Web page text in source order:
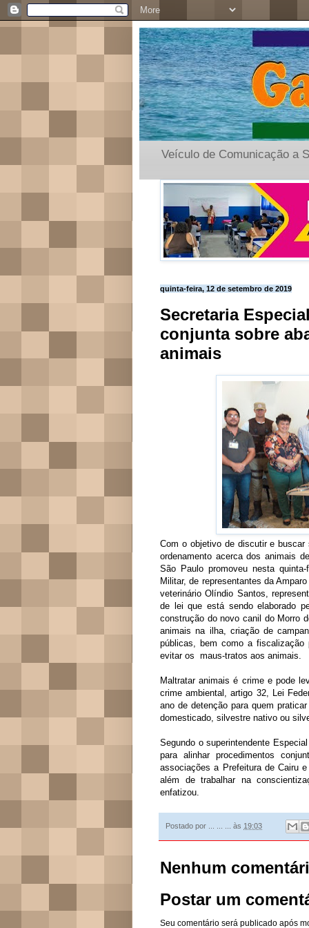
Veículo de Comunicação a
quinta-feira, 12 de setembro de 2019
Secretaria
conjunta sobre
animais
Com o objetivo de discutir e
ordenamento acerca dos animais
São Paulo promoveu nesta
Militar, de representantes da
veterinário Olíndio Santos,
de lei que está sendo elaborado
construção do novo canil do Morro
animais na ilha, criação de
públicas, bem como a fiscalização
evitar os maus-tratos aos animais.
Maltratar animais é crime e pode
crime ambiental, artigo 32, Lei
ano de detenção para quem
domesticado, silvestre nativo ou
Segundo o superintendente
para alinhar procedimentos
associações a Prefeitura de Cairu
além de trabalhar na
enfatizou.
Postado por às 19:03
Nenhum
Postar um
Seu comentário será publicado após